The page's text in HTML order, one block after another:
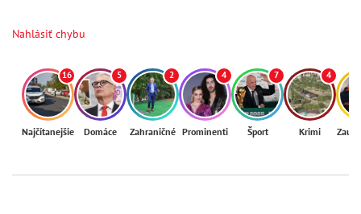
Nahlásiť chybu
16
Najčítanejšie
5
Domáce
2
Zahraničné
4
Prominenti
7
Šport
4
Krimi